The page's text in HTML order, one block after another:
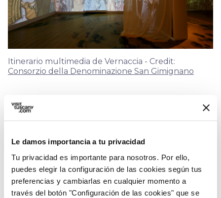
Le damos importancia a tu privacidad
Tu privacidad es importante para nosotros. Por ello,
puedes elegir la configuración de las cookies según tus
preferencias y cambiarlas en cualquier momento a
través del botón "Configuración de las cookies" que se
Itinerario multimedia de Vernaccia - Credit:
Consorzio della Denominazione San Gimignano
En el primer piso de La Rocca los visitantes que
reservanTop Masterclass– una degustación
conocer lasdiferentes expresiones
cuatroVernacce – tienen la posibilidad de vivir
la realidad de San Gimignano a través de una
experiencia concentrada y emocional.